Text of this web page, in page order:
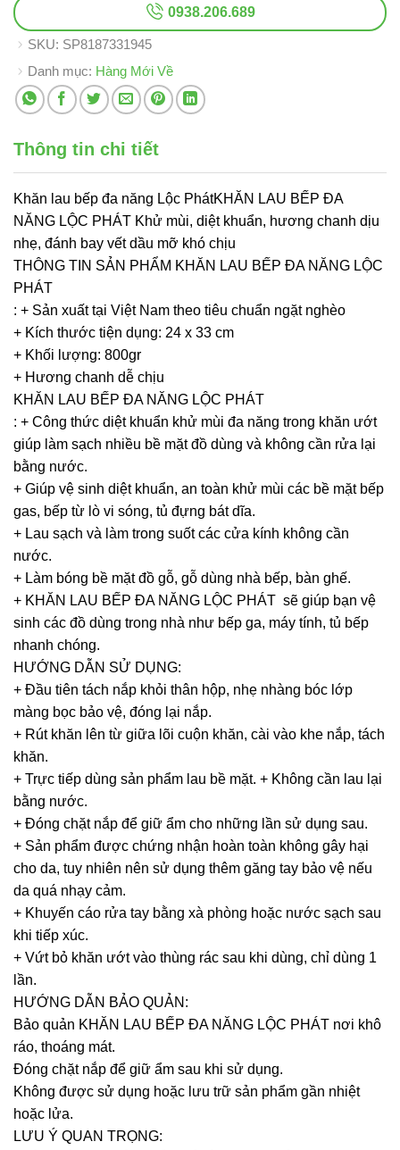
0938.206.689
SKU: SP8187331945
Danh mục: Hàng Mới Về
Thông tin chi tiết
Khăn lau bếp đa năng Lộc PhátKHĂN LAU BẾP ĐA
NĂNG LỘC PHÁT Khử mùi, diệt khuẩn, hương chanh dịu
nhẹ, đánh bay vết dầu mỡ khó chịu
THÔNG TIN SẢN PHẨM KHĂN LAU BẾP ĐA NĂNG LỘC
PHÁT
: + Sản xuất tại Việt Nam theo tiêu chuẩn ngặt nghèo
+ Kích thước tiện dụng: 24 x 33 cm
+ Khối lượng: 800gr
+ Hương chanh dễ chịu
KHĂN LAU BẾP ĐA NĂNG LỘC PHÁT
: + Công thức diệt khuẩn khử mùi đa năng trong khăn ướt
giúp làm sạch nhiều bề mặt đồ dùng và không cần rửa lại
bằng nước.
+ Giúp vệ sinh diệt khuẩn, an toàn khử mùi các bề mặt bếp
gas, bếp từ lò vi sóng, tủ đựng bát dĩa.
+ Lau sạch và làm trong suốt các cửa kính không cần
nước.
+ Làm bóng bề mặt đồ gỗ, gỗ dùng nhà bếp, bàn ghế.
+ KHĂN LAU BẾP ĐA NĂNG LỘC PHÁT sẽ giúp bạn vệ
sinh các đồ dùng trong nhà như bếp ga, máy tính, tủ bếp
nhanh chóng.
HƯỚNG DẪN SỬ DỤNG:
+ Đầu tiên tách nắp khỏi thân hộp, nhẹ nhàng bóc lớp
màng bọc bảo vệ, đóng lại nắp.
+ Rút khăn lên từ giữa lõi cuộn khăn, cài vào khe nắp, tách
khăn.
+ Trực tiếp dùng sản phẩm lau bề mặt. + Không cần lau lại
bằng nước.
+ Đóng chặt nắp để giữ ẩm cho những lần sử dụng sau.
+ Sản phẩm được chứng nhận hoàn toàn không gây hại
cho da, tuy nhiên nên sử dụng thêm găng tay bảo vệ nếu
da quá nhạy cảm.
+ Khuyến cáo rửa tay bằng xà phòng hoặc nước sạch sau
khi tiếp xúc.
+ Vứt bỏ khăn ướt vào thùng rác sau khi dùng, chỉ dùng 1
lần.
HƯỚNG DẪN BẢO QUẢN:
Bảo quản KHĂN LAU BẾP ĐA NĂNG LỘC PHÁT nơi khô
ráo, thoáng mát.
Đóng chặt nắp để giữ ẩm sau khi sử dụng.
Không được sử dụng hoặc lưu trữ sản phẩm gần nhiệt
hoặc lửa.
LƯU Ý QUAN TRỌNG: